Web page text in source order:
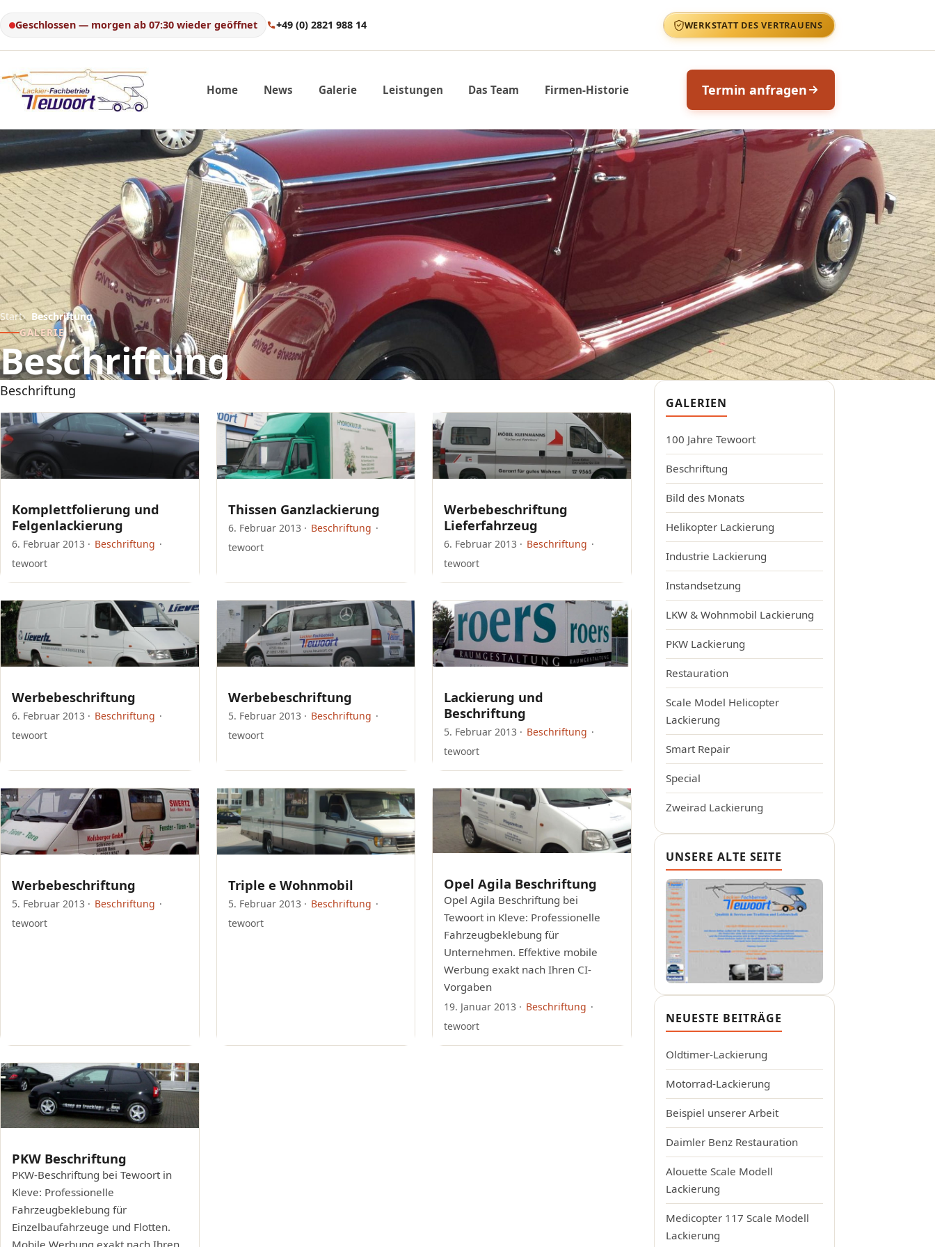
Geschlossen — morgen ab 07:30 wieder geöffnet +49 (0) 2821 988 14 WERKSTATT DES VERTRAUENS
Home News Galerie Leistungen Das Team Firmen-Historie Termin anfragen
Start
Beschriftung
GALERIE
Beschriftung
Beschriftung
Komplettfolierung und
Felgenlackierung
6. Februar 2013 · Beschriftung ·
tewoort
Thissen Ganzlackierung
6. Februar 2013 · Beschriftung ·
tewoort
Werbebeschriftung
Lieferfahrzeug
6. Februar 2013 · Beschriftung ·
tewoort
Werbebeschriftung
6. Februar 2013 · Beschriftung ·
tewoort
Werbebeschriftung
5. Februar 2013 · Beschriftung ·
tewoort
Lackierung und
Beschriftung
5. Februar 2013 · Beschriftung ·
tewoort
Werbebeschriftung
5. Februar 2013 · Beschriftung ·
tewoort
Triple e Wohnmobil
5. Februar 2013 · Beschriftung ·
tewoort
Opel Agila Beschriftung
Opel Agila Beschriftung bei
Tewoort in Kleve: Professionelle
Fahrzeugbeklebung für
Unternehmen. Effektive mobile
Werbung exakt nach Ihren CI-
Vorgaben
19. Januar 2013 · Beschriftung ·
tewoort
PKW Beschriftung
PKW-Beschriftung bei Tewoort in
Kleve: Professionelle
Fahrzeugbeklebung für
Einzelbaufahrzeuge und Flotten.
Mobile Werbung exakt nach Ihren
GALERIEN
100 Jahre Tewoort
Beschriftung
Bild des Monats
Helikopter Lackierung
Industrie Lackierung
Instandsetzung
LKW & Wohnmobil Lackierung
PKW Lackierung
Restauration
Scale Model Helicopter
Lackierung
Smart Repair
Special
Zweirad Lackierung
UNSERE ALTE SEITE
NEUESTE BEITRÄGE
Oldtimer-Lackierung
Motorrad-Lackierung
Beispiel unserer Arbeit
Daimler Benz Restauration
Alouette Scale Modell
Lackierung
Medicopter 117 Scale Modell
Lackierung